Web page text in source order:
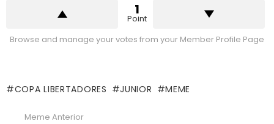
1
Point
Browse and manage your votes from your Member Profile Page
COPA LIBERTADORES JUNIOR MEME
Meme Anterior